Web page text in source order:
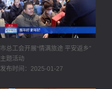
市总工会开展“情满旅途 平安返乡”
主题活动
发布时间：2025-01-27